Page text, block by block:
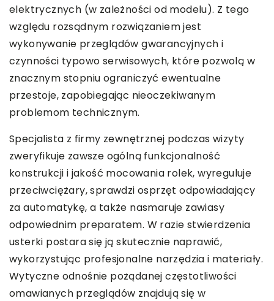
elektrycznych (w zależności od modelu). Z tego
względu rozsądnym rozwiązaniem jest
wykonywanie przeglądów gwarancyjnych i
czynności typowo serwisowych, które pozwolą w
znacznym stopniu ograniczyć ewentualne
przestoje, zapobiegając nieoczekiwanym
problemom technicznym.
Specjalista z firmy zewnętrznej podczas wizyty
zweryfikuje zawsze ogólną funkcjonalność
konstrukcji i jakość mocowania rolek, wyreguluje
przeciwciężary, sprawdzi osprzęt odpowiadający
za automatykę, a także nasmaruje zawiasy
odpowiednim preparatem. W razie stwierdzenia
usterki postara się ją skutecznie naprawić,
wykorzystując profesjonalne narzędzia i materiały.
Wytyczne odnośnie pożądanej częstotliwości
omawianych przeglądów znajdują się w